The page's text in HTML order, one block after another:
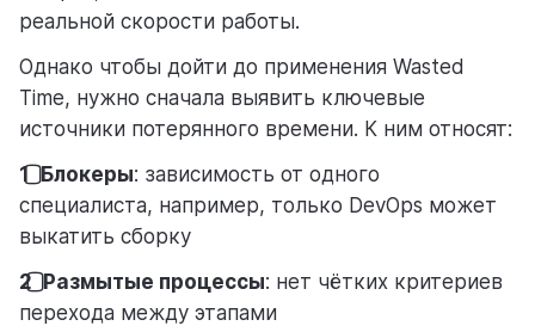
реальной скорости работы.
Однако чтобы дойти до применения Wasted
Time, нужно сначала выявить ключевые
источники потерянного времени. К ним относят:
1️⃣ Блокеры: зависимость от одного
специалиста, например, только DevOps может
выкатить сборку
2️⃣ Размытые процессы: нет чётких критериев
перехода между этапами